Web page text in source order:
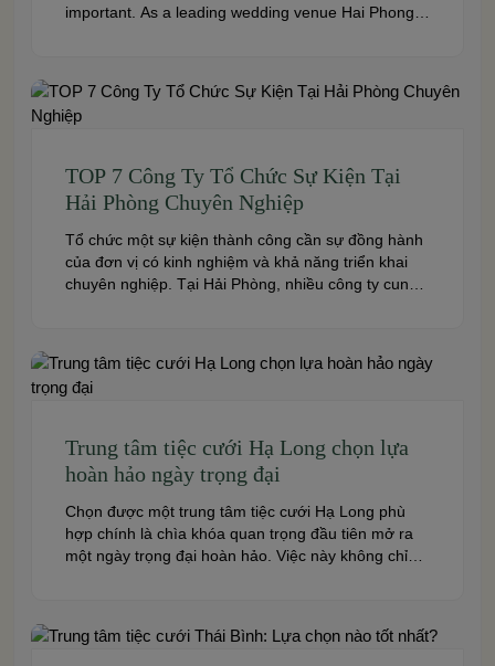
important. As a leading wedding venue Hai Phong,
system, and dedicated event support to help
couples create a seamless and memorable […]
TOP 7 Công Ty Tổ Chức Sự Kiện Tại
Hải Phòng Chuyên Nghiệp
Tổ chức một sự kiện thành công cần sự đồng hành
của đơn vị có kinh nghiệm và khả năng triển khai
chuyên nghiệp. Tại Hải Phòng, nhiều công ty cung
Trung tâm tiệc cưới Hạ Long chọn lựa
hoàn hảo ngày trọng đại
Chọn được một trung tâm tiệc cưới Hạ Long phù
hợp chính là chìa khóa quan trọng đầu tiên mở ra
một ngày trọng đại hoàn hảo. Việc này không chỉ